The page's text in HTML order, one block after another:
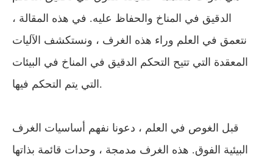
الدقيق في المناخ والحفاظ عليه. في هذه المقالة ،
نتعمق في العلم وراء هذه الغرف ، ونستكشف الآليات
المعقدة التي تتيح التحكم الدقيق في المناخ في البيئات
التي يتم التحكم فيها.
قبل الغوص في العلم ، دعونا نفهم أساسيات الغرف
البيئية الفوق. هذه الغرف مدمجة ، وحدات قائمة بذاتها